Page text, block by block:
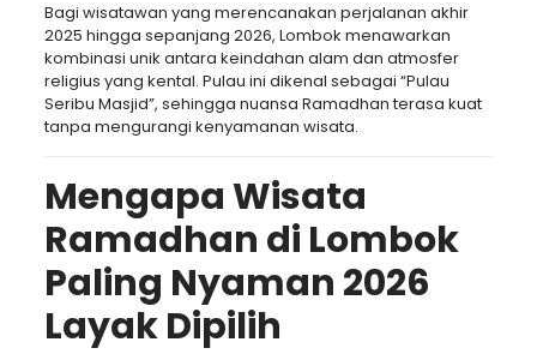
Bagi wisatawan yang merencanakan perjalanan akhir
2025 hingga sepanjang 2026, Lombok menawarkan
kombinasi unik antara keindahan alam dan atmosfer
religius yang kental. Pulau ini dikenal sebagai “Pulau
Seribu Masjid”, sehingga nuansa Ramadhan terasa kuat
tanpa mengurangi kenyamanan wisata.
Mengapa Wisata
Ramadhan di Lombok
Paling Nyaman 2026
Layak Dipilih